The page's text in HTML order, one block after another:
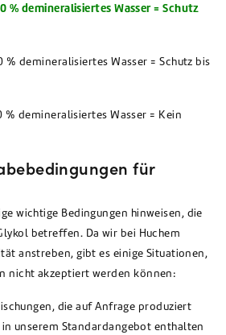
% demineralisiertes Wasser = Schutz
demineralisiertes Wasser = Schutz bis
demineralisiertes Wasser = Kein
für
wichtige Bedingungen hinweisen, die
betreffen. Da wir bei Huchem
anstreben, gibt es einige Situationen,
nicht akzeptiert werden können:
die auf Anfrage produziert
unserem Standardangebot enthalten